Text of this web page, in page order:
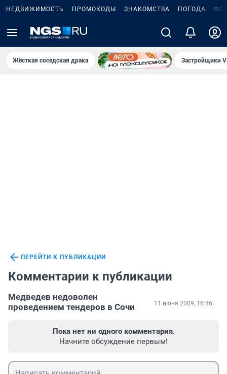
НЕДВИЖИМОСТЬ ПРОМОКОДЫ ЗНАКОМСТВА ПОГОДА
Жёсткая соседская драка Застройщики
ПЕРЕЙТИ К ПУБЛИКАЦИИ
Комментарии к публикации
Медведев недоволен
проведением тендеров в Сочи
11 июня 2009, 16:36
Пока нет ни одного комментария.
Начните обсуждение первым!